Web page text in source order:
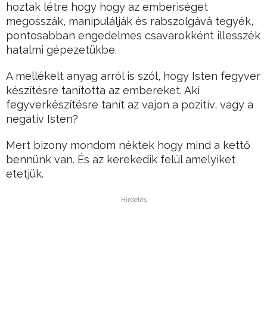
hoztak létre hogy hogy az emberiséget
megosszák, manipulálják és rabszolgává tegyék,
pontosabban engedelmes csavarokként illesszék
hatalmi gépezetükbe.
A mellékelt anyag arról is szól, hogy Isten fegyver
készítésre tanította az embereket. Aki
fegyverkészítésre tanít az vajon a pozitív, vagy a
negatív Isten?
Mert bizony mondom néktek hogy mind a kettő
bennünk van. És az kerekedik felül amelyiket
etetjük.
Hirdetés